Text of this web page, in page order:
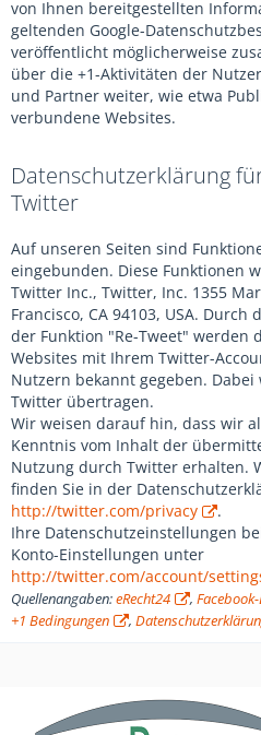
von Ihnen bereitgestellten
geltenden Google-
veröffentlicht möglicherweise
über die +1-Aktivitäten der
und Partner weiter, wie etwa
verbundene Websites.
Datenschutzerklärung
Twitter
Auf unseren Seiten sind
eingebunden. Diese Funktionen
Twitter Inc., Twitter, Inc. 1355
Francisco, CA 94103, USA.
der Funktion "Re-Tweet" werden
Websites mit Ihrem Twitter-
Nutzern bekannt gegeben.
Twitter übertragen.
Wir weisen darauf hin, dass wir
Kenntnis vom Inhalt der
Nutzung durch Twitter erhalten.
finden Sie in der
http://twitter.com/privacy
.
Ihre Datenschutzeinstellungen
Konto-Einstellungen unter
http://twitter.com/account/
Quellenangaben:eRecht24 ,
+1 Bedingungen
,